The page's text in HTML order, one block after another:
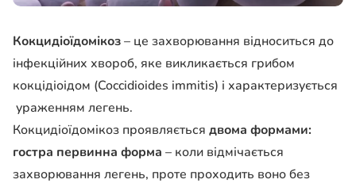
Кокцидіоїдомікоз– це захворювання відноситься до
інфекційних хвороб, яке викликається грибом
кокцідіоідом (Coccidioides immitis) і характеризується
ураженням легень.
Кокцидіоїдомікоз проявляється двома формами:
гостра первинна форма – коли відмічається
захворювання легень, проте проходить воно без